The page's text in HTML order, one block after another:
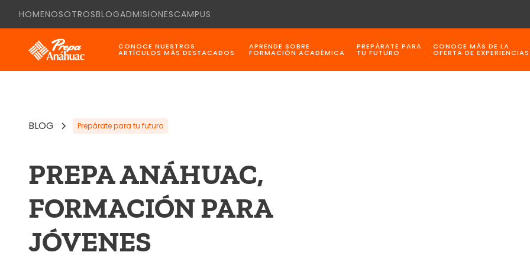
HOMENOSOTROSBLOGADMISIONESCAMPUS
CONOCE NUESTROS
ARTÍCULOS MÁS DESTACADOS
APRENDE SOBRE
FORMACIÓN ACADÉMICA
PREPÁRATE PARA
TU FUTURO
CONOCE MÁS DE LA
OFERTA DE EXPERIENCIAS
BLOG Prepárate para tu futuro
PREPA ANÁHUAC,
FORMACIÓN PARA
JÓVENES